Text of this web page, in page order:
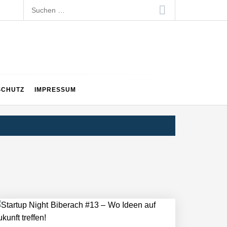
Suchen
nach:
IMPRESSUM
führenden Physical-AI-Plattform zu